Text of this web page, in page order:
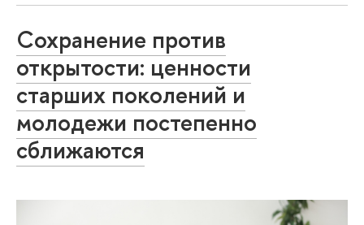
Сохранение против
открытости: ценности
старших поколений и
молодежи постепенно
сближаются